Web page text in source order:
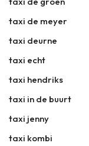
taxi de meyer
taxi deurne
taxi echt
taxi hendriks
taxi in de buurt
taxi jenny
taxi kombi